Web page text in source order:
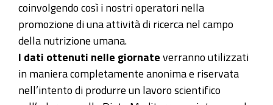
coinvolgendo così i nostri operatori nella
promozione di una attività di ricerca nel campo
della nutrizione umana.
I dati ottenuti nelle giornate verranno utilizzati
in maniera completamente anonima e riservata
nell’intento di produrre un lavoro scientifico